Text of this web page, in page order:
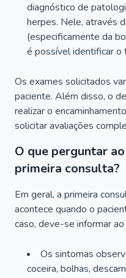
diagnóstico de
herpes. Nele, através
(especificamente da
é possível identificar o
Os exames solicitados
paciente. Além disso, o
realizar o
solicitar avaliações
O que perguntar
primeira consulta?
Em geral, a primeira
acontece quando o
caso, deve-se informar ao
Os sintomas
coceira, bolhas,